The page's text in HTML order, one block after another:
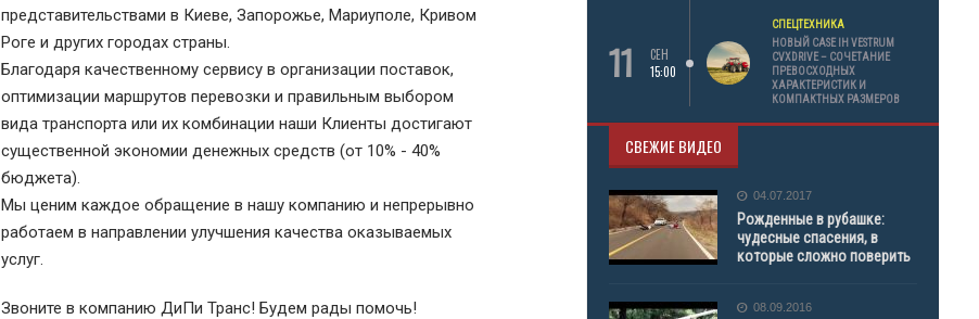
представительствами в Киеве, Запорожье, Мариуполе, Кривом
Роге и других городах страны.
Благодаря качественному сервису в организации поставок,
оптимизации маршрутов перевозки и правильным выбором
вида транспорта или их комбинации наши Клиенты достигают
существенной экономии денежных средств (от 10% - 40%
бюджета).
Мы ценим каждое обращение в нашу компанию и непрерывно
работаем в направлении улучшения качества оказываемых
услуг.
Звоните в компанию ДиПи Транс! Будем рады помочь!
11
СЕН
15:00
СПЕЦТЕХНИКА
НОВЫЙ CASE IH VESTRUM
CVXDRIVE – СОЧЕТАНИЕ
ПРЕВОСХОДНЫХ
ХАРАКТЕРИСТИК И
КОМПАКТНЫХ РАЗМЕРОВ
СВЕЖИЕ ВИДЕО
04.07.2017
Рожденные в рубашке:
чудесные спасения, в
которые сложно поверить
08.09.2016